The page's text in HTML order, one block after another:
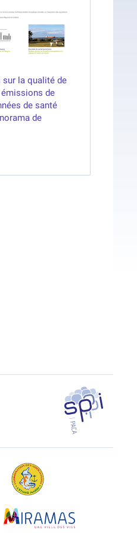
la qualité de
de
de santé
de
SPPPI PACA
BleueEtang marin
Marseille-Provence